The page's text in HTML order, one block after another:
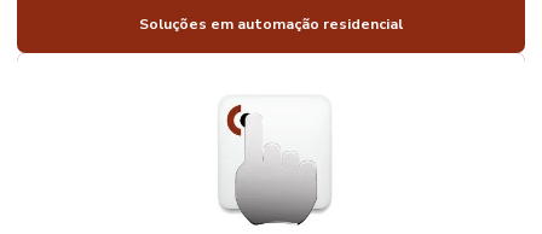
RESIDENCIAISSoluções em automação residencial